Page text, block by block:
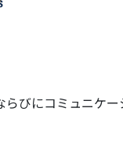
びにコミュニケ